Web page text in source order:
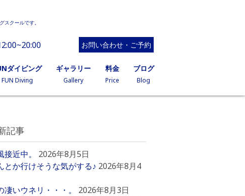
クールです。
お問い合わせ・ご予約
ダイビング
FUN Diving
ギャラリー
Gallery
料金
Price
ブログ
Blog
記事
接近中。
2026年8月5日
とか行けそうな気がする♪ 2026年8月4
凄いウネリ・・・。
2026年8月3日